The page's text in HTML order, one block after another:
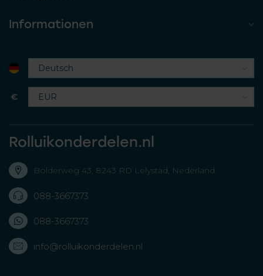
Informationen
€
Rolluikonderdelen.nl
Bolderweg 43, 8243 RD Lelystad, Nederland
088-3667373
088-3667373
info@rolluikonderdelen.nl